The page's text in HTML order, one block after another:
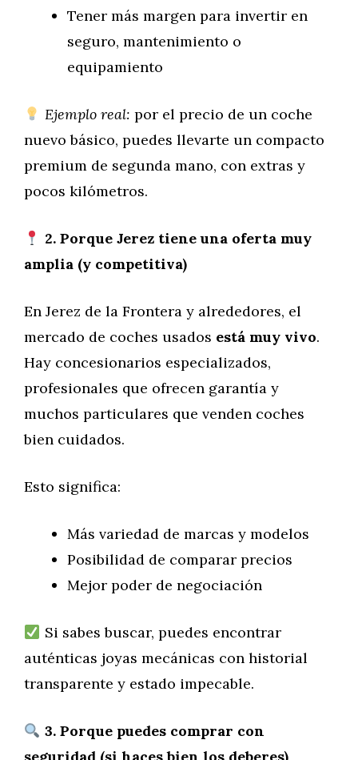
Tener más margen para invertir en
seguro, mantenimiento o
equipamiento
Ejemplo real: por el precio de un coche
nuevo básico, puedes llevarte un compacto
premium de segunda mano, con extras y
pocos kilómetros.
2. Porque Jerez tiene una oferta muy
amplia (y competitiva)
En Jerez de la Frontera y alrededores, el
mercado de coches usados está muy vivo.
Hay concesionarios especializados,
profesionales que ofrecen garantía y
muchos particulares que venden coches
bien cuidados.
Esto significa:
Más variedad de marcas y modelos
Posibilidad de comparar precios
Mejor poder de negociación
Si sabes buscar, puedes encontrar
auténticas joyas mecánicas con historial
transparente y estado impecable.
3. Porque puedes comprar con